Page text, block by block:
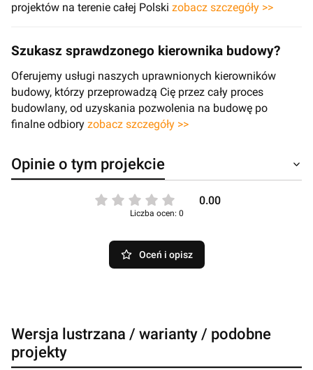
projektów na terenie całej Polski zobacz szczegóły >>
Szukasz sprawdzonego kierownika budowy?
Oferujemy usługi naszych uprawnionych kierowników
budowy, którzy przeprowadzą Cię przez cały proces
budowlany, od uzyskania pozwolenia na budowę po
finalne odbiory zobacz szczegóły >>
Opinie o tym projekcie
0.00
Liczba ocen: 0
Oceń i opisz
Wersja lustrzana / warianty / podobne
projekty